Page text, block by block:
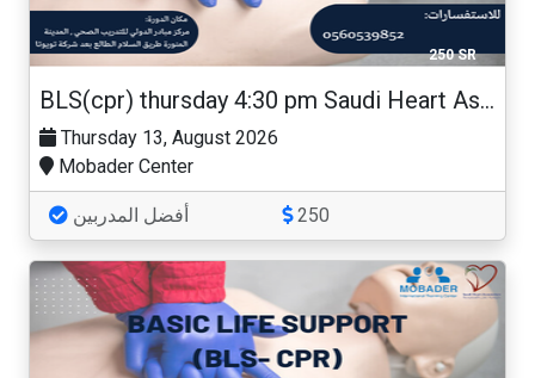
250 SR
BLS(cpr) thursday 4:30 pm Saudi Heart Association
Thursday 13, August 2026
Mobader Center
أفضل المدربين 250